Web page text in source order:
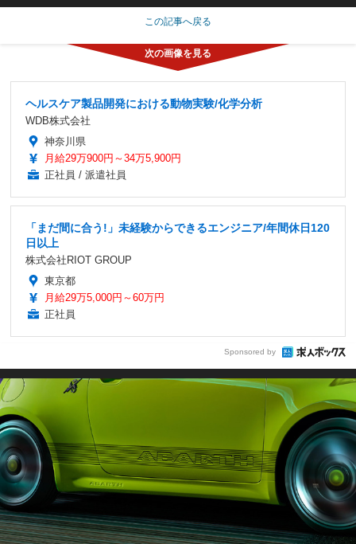
この記事へ戻る
ヘルスケア製品開発における動物実験/化学分析
WDB株式会社
神奈川県
月給29万900円～34万5,900円
正社員 / 派遣社員
「まだ間に合う!」未経験からできるエンジニア/年間休日120
日以上
株式会社RIOT GROUP
東京都
月給29万5,000円～60万円
正社員
Sponsored by